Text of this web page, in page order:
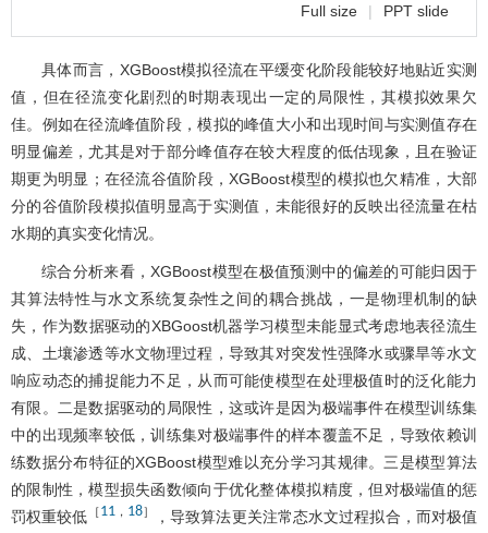
Full size | PPT slide
具体而言，XGBoost模拟径流在平缓变化阶段能较好地贴近实测
值，但在径流变化剧烈的时期表现出一定的局限性，其模拟效果欠
佳。例如在径流峰值阶段，模拟的峰值大小和出现时间与实测值存在
明显偏差，尤其是对于部分峰值存在较大程度的低估现象，且在验证
期更为明显；在径流谷值阶段，XGBoost模型的模拟也欠精准，大部
分的谷值阶段模拟值明显高于实测值，未能很好的反映出径流量在枯
水期的真实变化情况。
综合分析来看，XGBoost模型在极值预测中的偏差的可能归因于
其算法特性与水文系统复杂性之间的耦合挑战，一是物理机制的缺
失，作为数据驱动的XBGoost机器学习模型未能显式考虑地表径流生
成、土壤渗透等水文物理过程，导致其对突发性强降水或骤旱等水文
响应动态的捕捉能力不足，从而可能使模型在处理极值时的泛化能力
有限。二是数据驱动的局限性，这或许是因为极端事件在模型训练集
中的出现频率较低，训练集对极端事件的样本覆盖不足，导致依赖训
练数据分布特征的XGBoost模型难以充分学习其规律。三是模型算法
的限制性，模型损失函数倾向于优化整体模拟精度，但对极端值的惩
罚权重较低 ［11 ， 18］ ，导致算法更关注常态水文过程拟合，而对极值